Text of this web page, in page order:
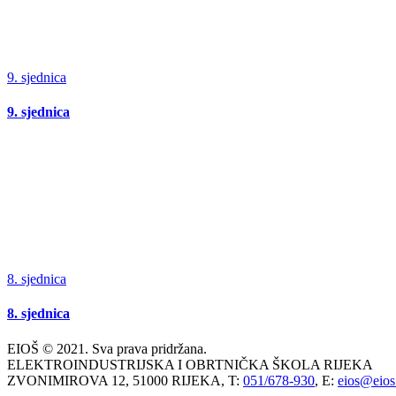
9. sjednica
9. sjednica
8. sjednica
8. sjednica
EIOŠ © 2021. Sva prava pridržana.
ELEKTROINDUSTRIJSKA I OBRTNIČKA ŠKOLA RIJEKA
ZVONIMIROVA 12, 51000 RIJEKA, T: 051/678-930, E: